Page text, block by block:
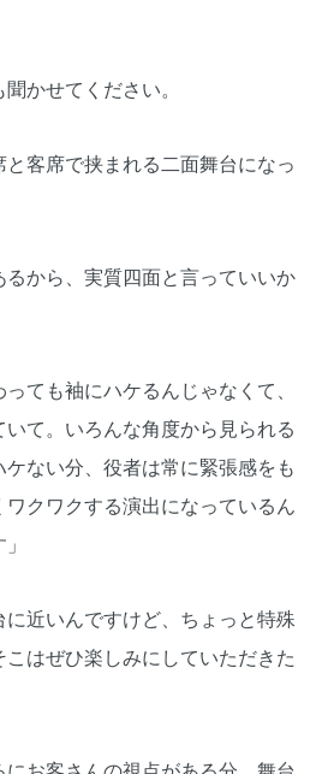
かせてください。
客席で挟まれる二面舞台になっ
から、実質四面と言っていいか
ても袖にハケるんじゃなくて、
て。いろんな角度から見られる
ない分、役者は常に緊張感をも
クワクする演出になっているん
近いんですけど、ちょっと特殊
はぜひ楽しみにしていただきた